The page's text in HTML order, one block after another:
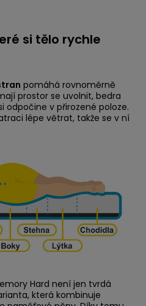
si tělo rychle
pomáhá rovnoměrně
prostor se uvolnit, bedra
odpočine v přirozené poloze.
lépe větrat, takže se v ní
Hard není jen tvrdá
která kombinuje